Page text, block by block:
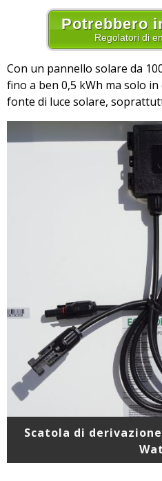
Potrebbero
Regolatori di
Con un pannello solare da
fino a ben 0,5 kWh ma solo
fonte di luce solare,
Scatola di